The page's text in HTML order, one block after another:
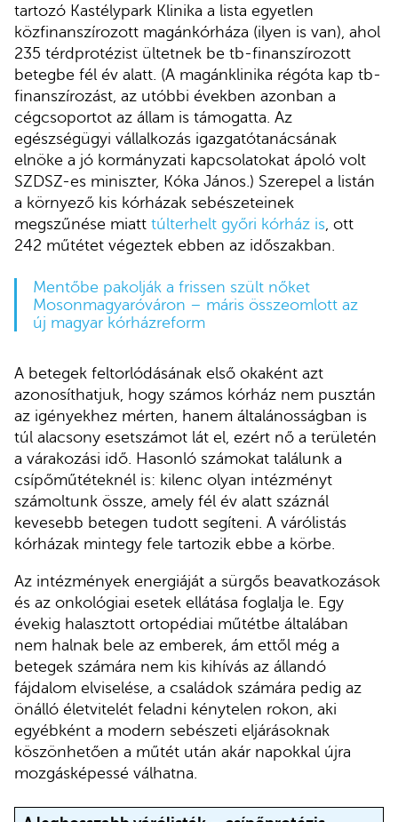
tartozó Kastélypark Klinika a lista egyetlen
közfinanszírozott magánkórháza (ilyen is van), ahol
235 térdprotézist ültetnek be tb-finanszírozott
betegbe fél év alatt. (A magánklinika régóta kap tb-
finanszírozást, az utóbbi években azonban a
cégcsoportot az állam is támogatta. Az
egészségügyi vállalkozás igazgatótanácsának
elnöke a jó kormányzati kapcsolatokat ápoló volt
SZDSZ-es miniszter, Kóka János.) Szerepel a listán
a környező kis kórházak sebészeteinek
megszűnése miatt túlterhelt győri kórház is , ott
242 műtétet végeztek ebben az időszakban.
Mentőbe pakolják a frissen szült nőket
Mosonmagyaróváron – máris összeomlott az
új magyar kórházreform
A betegek feltorlódásának első okaként azt
azonosíthatjuk, hogy számos kórház nem pusztán
az igényekhez mérten, hanem általánosságban is
túl alacsony esetszámot lát el, ezért nő a területén
a várakozási idő. Hasonló számokat találunk a
csípőműtéteknél is: kilenc olyan intézményt
számoltunk össze, amely fél év alatt száznál
kevesebb betegen tudott segíteni. A várólistás
kórházak mintegy fele tartozik ebbe a körbe.
Az intézmények energiáját a sürgős beavatkozások
és az onkológiai esetek ellátása foglalja le. Egy
évekig halasztott ortopédiai műtétbe általában
nem halnak bele az emberek, ám ettől még a
betegek számára nem kis kihívás az állandó
fájdalom elviselése, a családok számára pedig az
önálló életvitelét feladni kénytelen rokon, aki
egyébként a modern sebészeti eljárásoknak
köszönhetően a műtét után akár napokkal újra
mozgásképessé válhatna.